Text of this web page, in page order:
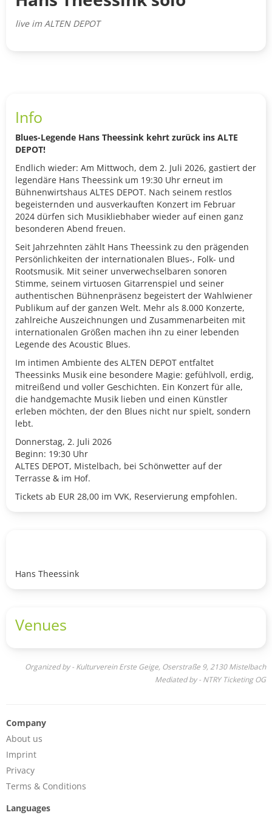
live im ALTEN DEPOT
Info
Blues-Legende Hans Theessink kehrt zurück ins ALTE
DEPOT!
Endlich wieder: Am Mittwoch, dem 2. Juli 2026, gastiert der
legendäre Hans Theessink um 19:30 Uhr erneut im
Bühnenwirtshaus ALTES DEPOT. Nach seinem restlos
begeisternden und ausverkauften Konzert im Februar
2024 dürfen sich Musikliebhaber wieder auf einen ganz
besonderen Abend freuen.
Seit Jahrzehnten zählt Hans Theessink zu den prägenden
Persönlichkeiten der internationalen Blues-, Folk- und
Rootsmusik. Mit seiner unverwechselbaren sonoren
Stimme, seinem virtuosen Gitarrenspiel und seiner
authentischen Bühnenpräsenz begeistert der Wahlwiener
Publikum auf der ganzen Welt. Mehr als 8.000 Konzerte,
zahlreiche Auszeichnungen und Zusammenarbeiten mit
internationalen Größen machen ihn zu einer lebenden
Legende des Acoustic Blues.
Im intimen Ambiente des ALTEN DEPOT entfaltet
Theessinks Musik eine besondere Magie: gefühlvoll, erdig,
mitreißend und voller Geschichten. Ein Konzert für alle,
die handgemachte Musik lieben und einen Künstler
erleben möchten, der den Blues nicht nur spielt, sondern
lebt.
Donnerstag, 2. Juli 2026
Beginn: 19:30 Uhr
ALTES DEPOT, Mistelbach, bei Schönwetter auf der
Terrasse & im Hof.
Tickets ab EUR 28,00 im VVK, Reservierung empfohlen.
Hans Theessink
Venues
Organized by - Kulturverein Erste Geige, Oserstraße 9, 2130 Mistelbach
Mediated by - NTRY Ticketing OG
Company
About us
Imprint
Privacy
Terms & Conditions
Languages